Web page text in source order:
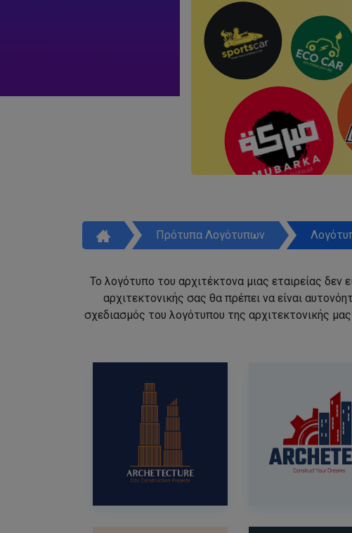
Πρότυπα Λογότυπων
Το λογότυπο του αρχιτέκτονα μιας εταιρείας δεν
αρχιτεκτονικής σας θα πρέπει να είναι
σχεδιασμός του λογότυπου της αρχιτεκτονικής